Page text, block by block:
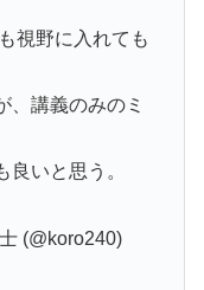
視野に入れても
、講義のみのミ
いと思う。
(@koro240)